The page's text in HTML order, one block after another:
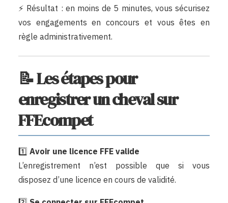
⚡ Résultat : en moins de 5 minutes, vous sécurisez
vos engagements en concours et vous êtes en
règle administrativement.
📝 Les étapes pour
enregistrer un cheval sur
FFEcompet
1️⃣ Avoir une licence FFE valide
L’enregistrement n’est possible que si vous
disposez d’une licence en cours de validité.